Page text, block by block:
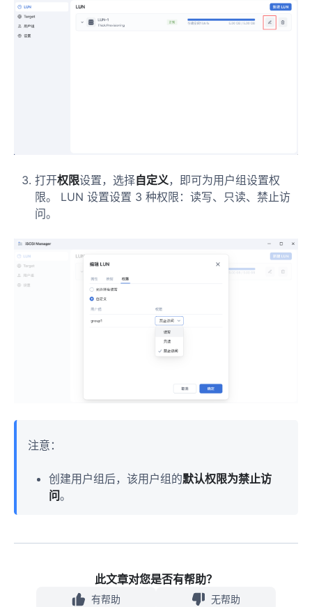
打开权限设置，选择自定义，即可为用户组设置权
限。 LUN 设置设置 3 种权限：读写、只读、禁止访
问。
注意：
创建用户组后，该用户组的默认权限为禁止访
问。
此文章对您是否有帮助？
有帮助 无帮助